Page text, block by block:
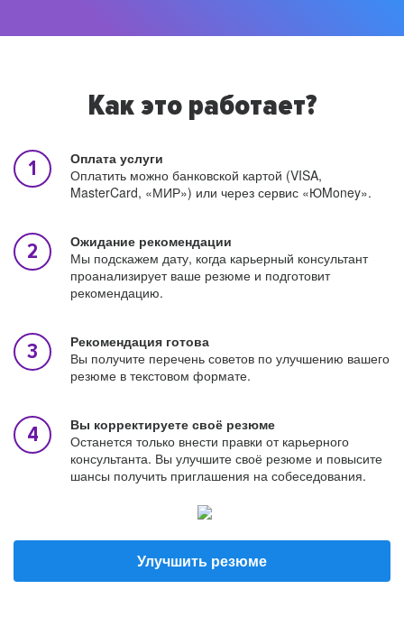
Как это работает?
Оплата услуги
Оплатить можно банковской картой (VISA,
MasterCard, «МИР») или через сервис «ЮMoney».
Ожидание рекомендации
Мы подскажем дату, когда карьерный консультант
проанализирует ваше резюме и подготовит
рекомендацию.
Рекомендация готова
Вы получите перечень советов по улучшению вашего
резюме в текстовом формате.
Вы корректируете своё резюме
Останется только внести правки от карьерного
консультанта. Вы улучшите своё резюме и повысите
шансы получить приглашения на собеседования.
Улучшить резюме